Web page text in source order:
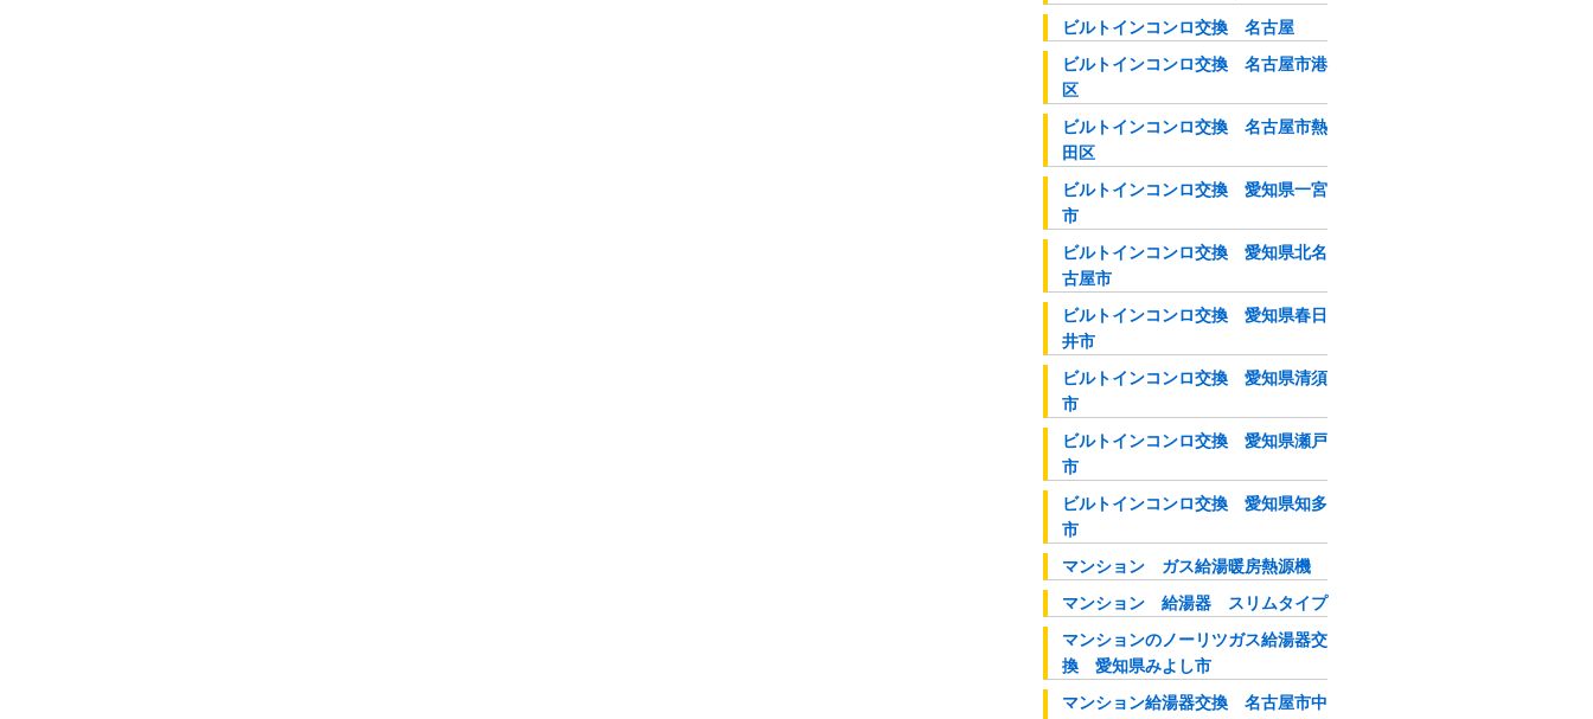
ビルトインコンロ交換 名古屋
ビルトインコンロ交換 名古屋市港
区
ビルトインコンロ交換 名古屋市熱
田区
ビルトインコンロ交換 愛知県一宮
市
ビルトインコンロ交換 愛知県北名
古屋市
ビルトインコンロ交換 愛知県春日
井市
ビルトインコンロ交換 愛知県清須
市
ビルトインコンロ交換 愛知県瀬戸
市
ビルトインコンロ交換 愛知県知多
市
マンション ガス給湯暖房熱源機
マンション 給湯器 スリムタイプ
マンションのノーリツガス給湯器交
換 愛知県みよし市
マンション給湯器交換 名古屋市中